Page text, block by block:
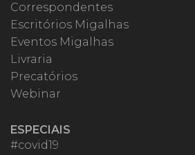
Correspondentes
Escritórios Migalhas
Eventos Migalhas
Livraria
Precatórios
Webinar
ESPECIAIS
#covid19